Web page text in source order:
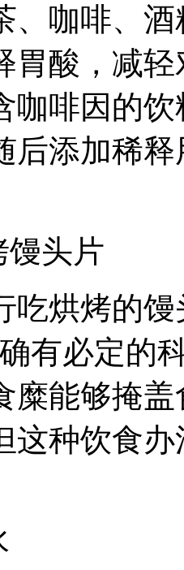
、咖啡、
胃酸，减
咖啡因的
后添加稀
馒头片
吃烘烤的
有必定的
糜能够掩
这种饮食